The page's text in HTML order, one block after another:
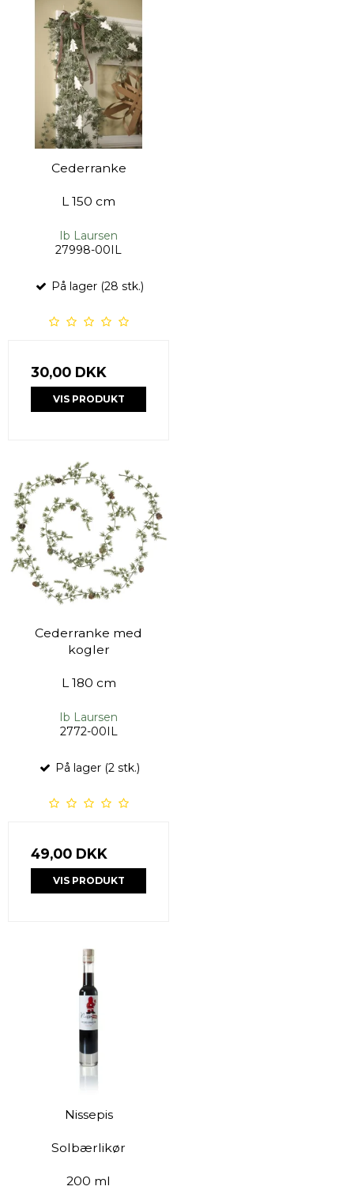
Cederranke
L 150 cm
Ib Laursen
27998-00IL
På lager (28 stk.)
30,00 DKK
VIS PRODUKT
Cederranke med
kogler
L 180 cm
Ib Laursen
2772-00IL
På lager (2 stk.)
49,00 DKK
VIS PRODUKT
Nissepis
Solbærlikør
200 ml